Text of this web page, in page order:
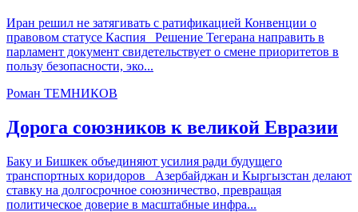
Иран решил не затягивать с ратификацией Конвенции о
правовом статусе Каспия Решение Тегерана направить в
парламент документ свидетельствует о смене приоритетов в
пользу безопасности, эко...
Роман ТЕМНИКОВ
Дорога союзников к великой Евразии
Баку и Бишкек объединяют усилия ради будущего
транспортных коридоров Азербайджан и Кыргызстан делают
ставку на долгосрочное союзничество, превращая
политическое доверие в масштабные инфра...